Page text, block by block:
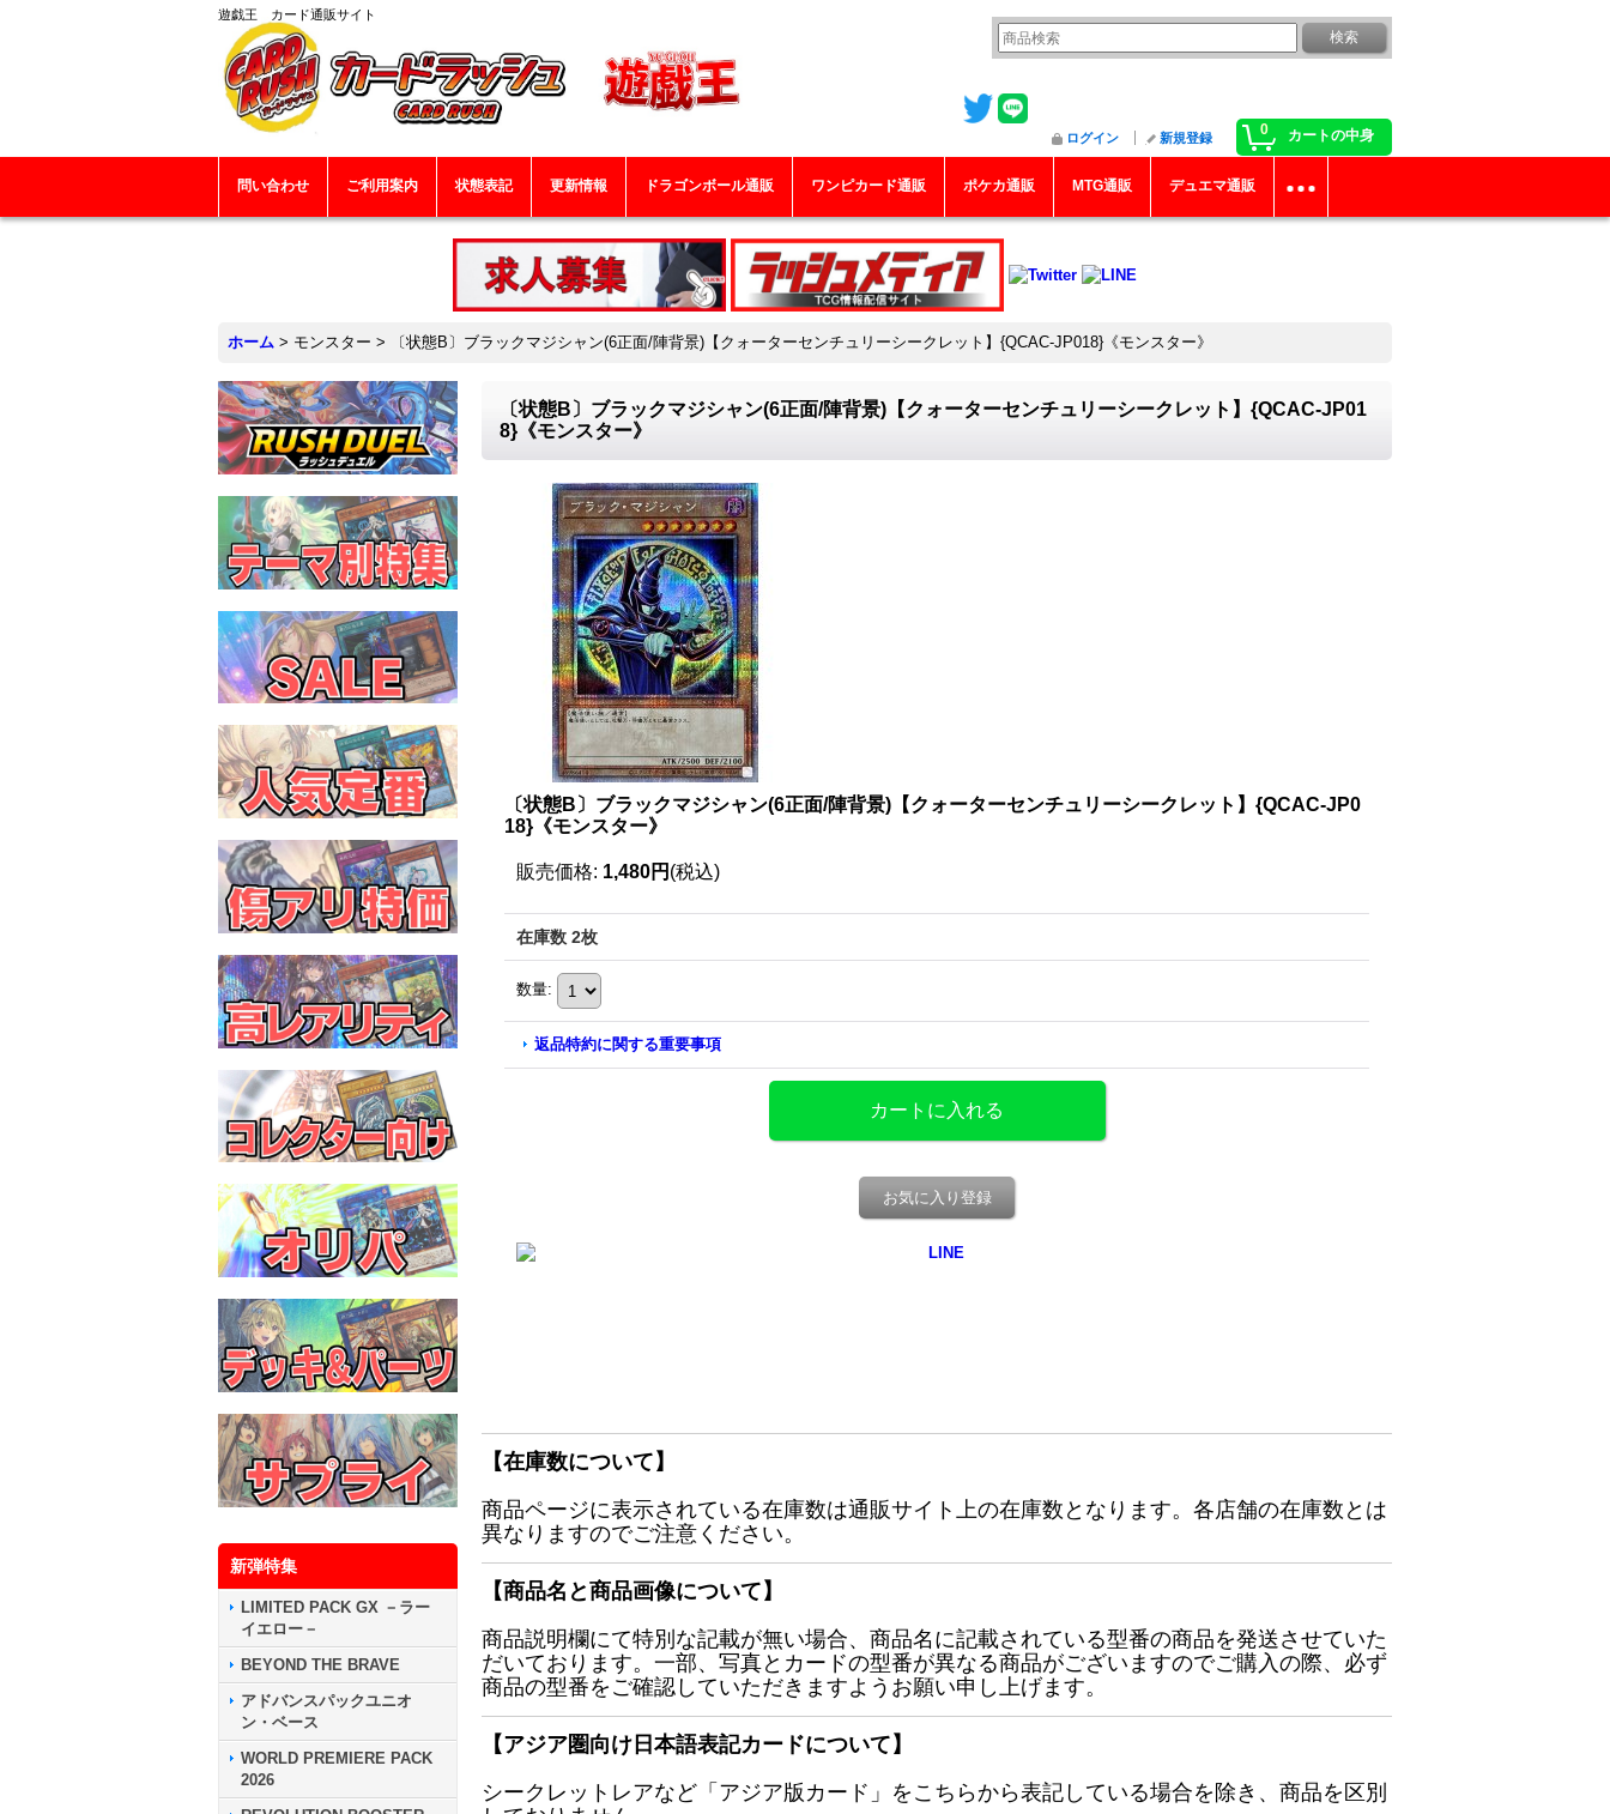
遊戯王 カード通販サイト
0 カートの中身
ログイン 新規登録
問い合わせ ご利用案内 状態表記 更新情報 ドラゴンボール通販 ワンピカード通販 ポケカ通販 MTG通販 デュエマ通販
ホーム > モンスター > 〔状態B〕ブラックマジシャン(6正面/陣背景)【クォーターセンチュリーシークレット】{QCAC-JP018}《モンスター》
新弾特集
LIMITED PACK GX －ラー
イエロー－
BEYOND THE BRAVE
アドバンスパックユニオ
ン・ベース
WORLD PREMIERE PACK
2026
〔状態B〕ブラックマジシャン(6正面/陣背景)【クォーターセンチュリーシークレット】{QCAC-JP01
8}《モンスター》
〔状態B〕ブラックマジシャン(6正面/陣背景)【クォーターセンチュリーシークレット】{QCAC-JP0
18}《モンスター》
販売価格: 1,480円 (税込)
在庫数 2枚
数量:
返品特約に関する重要事項
お気に入り登録
【在庫数について】
商品ページに表示されている在庫数は通販サイト上の在庫数となります。各店舗の在庫数とは
異なりますのでご注意ください。
【商品名と商品画像について】
商品説明欄にて特別な記載が無い場合、商品名に記載されている型番の商品を発送させていた
だいております。一部、写真とカードの型番が異なる商品がございますのでご購入の際、必ず
商品の型番をご確認していただきますようお願い申し上げます。
【アジア圏向け日本語表記カードについて】
シークレットレアなど「アジア版カード」をこちらから表記している場合を除き、商品を区別